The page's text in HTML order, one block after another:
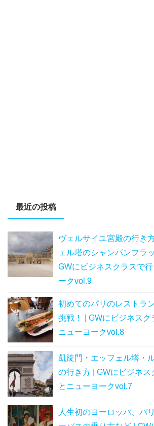
最近の投稿
ヴェルサイユ宮殿の行き
ェル塔のシャンパンフラ
GWにビジネスクラスで
ークvol.9
初めてのパリのレストラ
挑戦！ | GWにビジネスク
ニューヨークvol.8
凱旋門・エッフェル塔・
の行き方 | GWにビジネス
とニューヨークvol.7
人生初のヨーロッパ、パ